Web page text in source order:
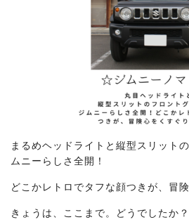
まるめヘッドライトと縦型スリット
ムニーらしさ全開！
どこかレトロでタフな顔つきが、冒
きょうは、ここまで。どうでしたか